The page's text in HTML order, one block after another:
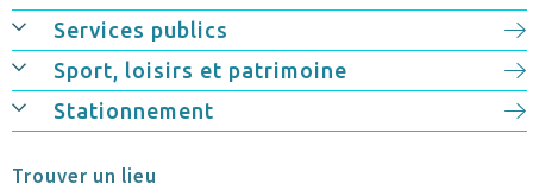
Services publics
Sport, loisirs et patrimoine
Stationnement
Trouver un lieu